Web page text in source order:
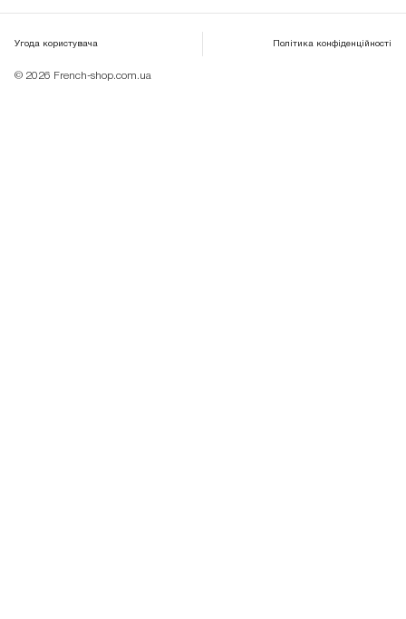
© 2026 French-shop.com.ua
Угода користувача Політика конфіденційності